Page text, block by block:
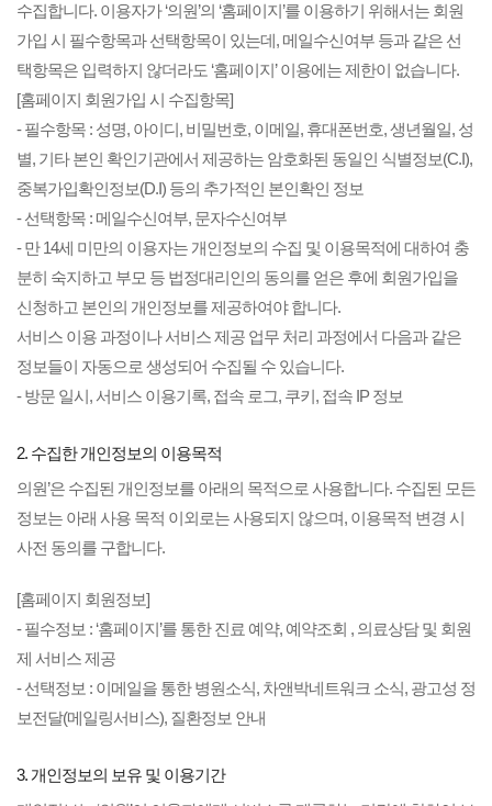
수집합니다. 이용자가 ‘의원’의 ‘홈페이지’를 이용하기 위해서는 회원
가입 시 필수항목과 선택항목이 있는데, 메일수신여부 등과 같은 선
택항목은 입력하지 않더라도 ‘홈페이지’ 이용에는 제한이 없습니다.
[홈페이지 회원가입 시 수집항목]
- 필수항목 : 성명, 아이디, 비밀번호, 이메일, 휴대폰번호, 생년월일, 성
별, 기타 본인 확인기관에서 제공하는 암호화된 동일인 식별정보(C.I),
중복가입확인정보(D.I) 등의 추가적인 본인확인 정보
- 선택항목 : 메일수신여부, 문자수신여부
- 만 14세 미만의 이용자는 개인정보의 수집 및 이용목적에 대하여 충
분히 숙지하고 부모 등 법정대리인의 동의를 얻은 후에 회원가입을
신청하고 본인의 개인정보를 제공하여야 합니다.
서비스 이용 과정이나 서비스 제공 업무 처리 과정에서 다음과 같은
정보들이 자동으로 생성되어 수집될 수 있습니다.
- 방문 일시, 서비스 이용기록, 접속 로그, 쿠키, 접속 IP 정보
2. 수집한 개인정보의 이용목적
의원’은 수집된 개인정보를 아래의 목적으로 사용합니다. 수집된 모든
정보는 아래 사용 목적 이외로는 사용되지 않으며, 이용목적 변경 시
사전 동의를 구합니다.
[홈페이지 회원정보]
- 필수정보 : ‘홈페이지’를 통한 진료 예약, 예약조회 , 의료상담 및 회원
제 서비스 제공
- 선택정보 : 이메일을 통한 병원소식, 차앤박네트워크 소식, 광고성 정
보전달(메일링서비스), 질환정보 안내
3. 개인정보의 보유 및 이용기간